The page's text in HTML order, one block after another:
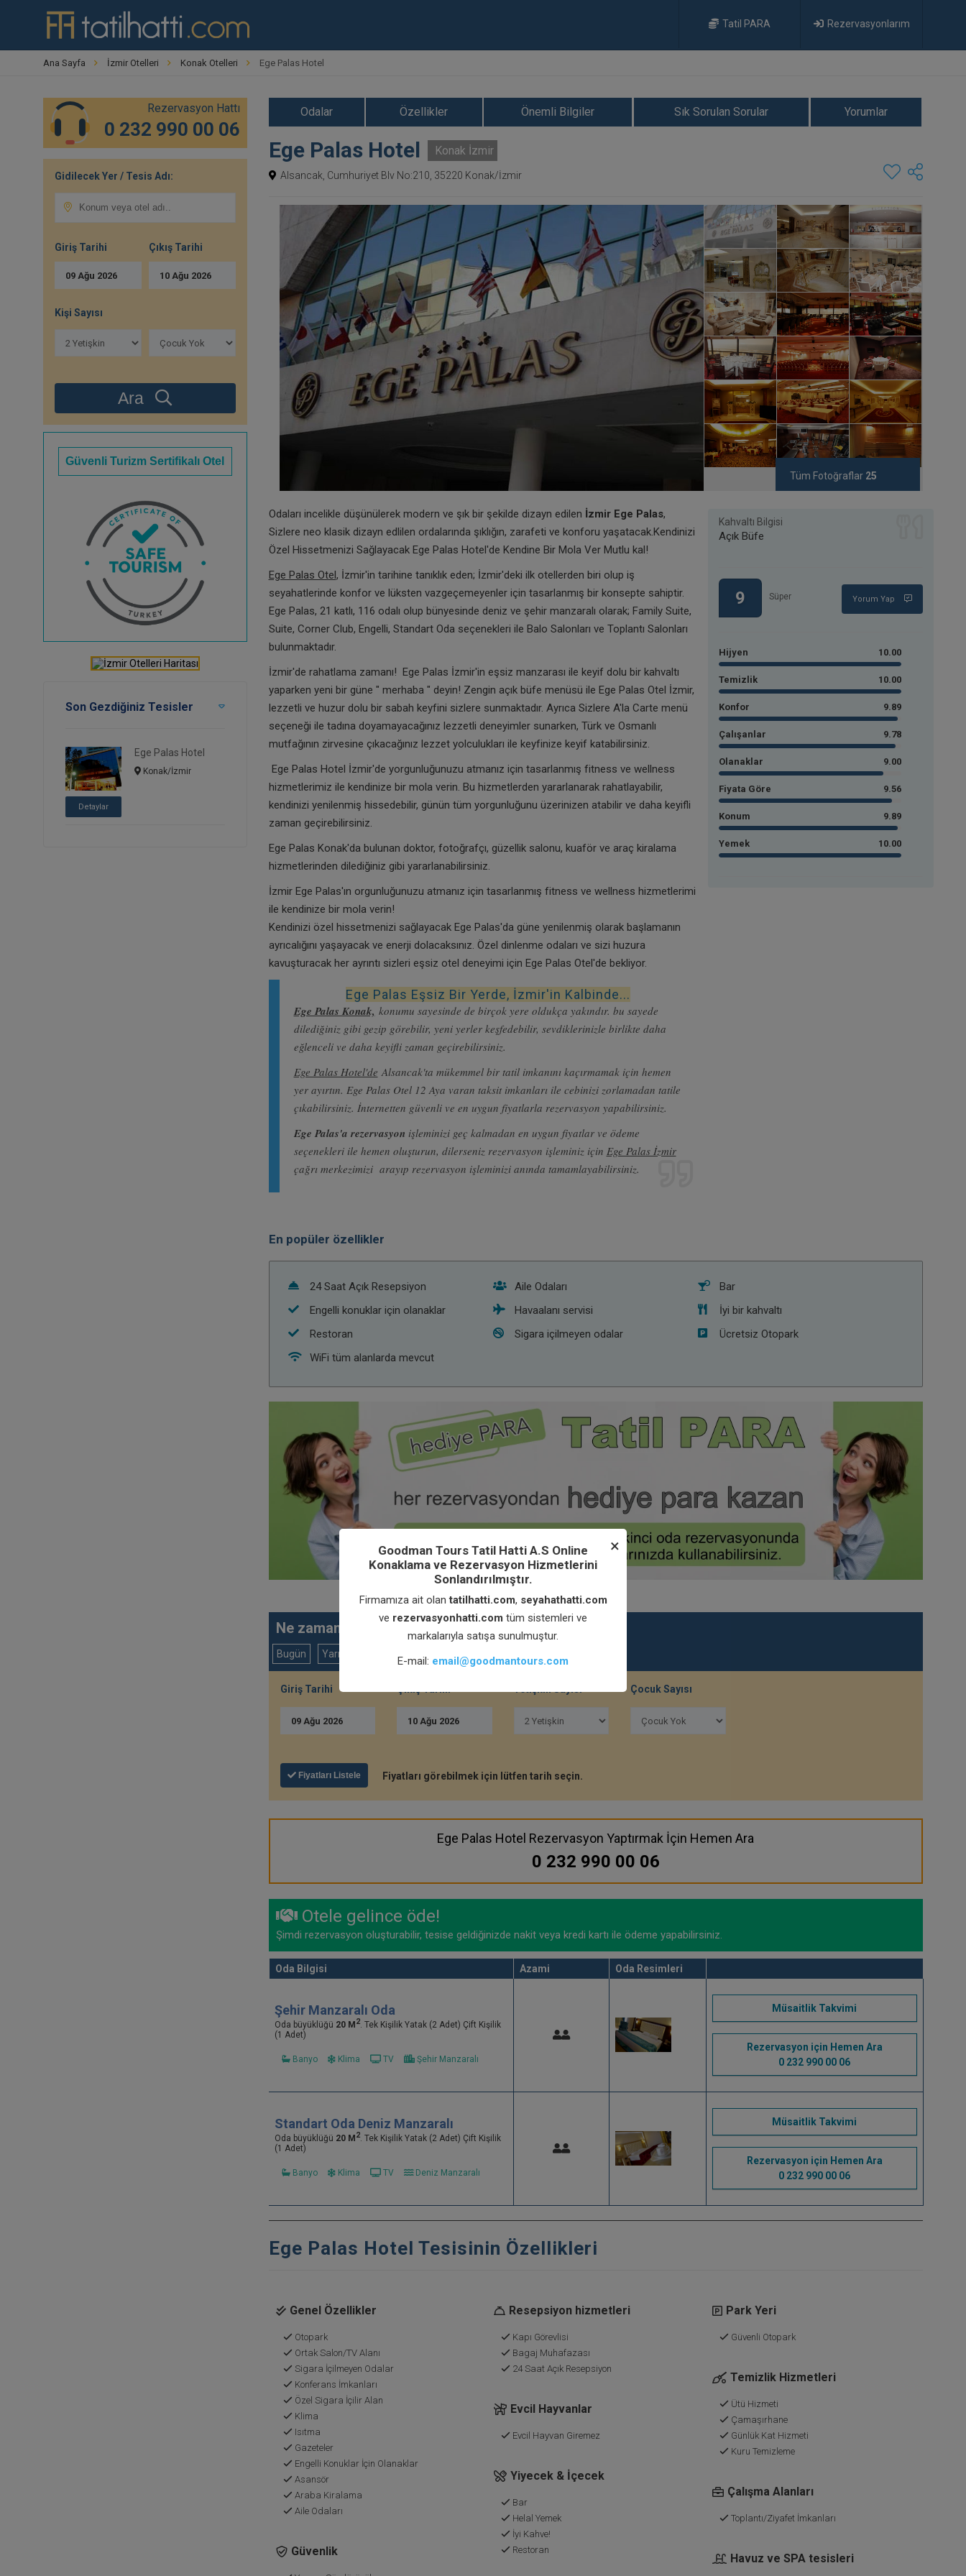
Rezervasyonlarım
Tatil PARA
Ana Sayfa İzmir Otelleri Konak Otelleri Ege Palas Hotel
Rezervasyon Hattı
0 232 990 00 06
Gidilecek Yer / Tesis Adı:
Giriş Tarihi
09 Ağu 2026
Çıkış Tarihi
10Ağu 2026
Kişi Sayısı
Ara
Güvenli Turizm Sertifikalı Otel
Son Gezdiğiniz Tesisler
Detaylar
Ege Palas Hotel
Konak/İzmir
Odalar Özellikler Önemli Bilgiler Sık Sorulan Sorular Yorumlar
Ege Palas Hotel Konak İzmir
Alsancak, Cumhuriyet Blv No:210, 35220 Konak/İzmir
Tüm Fotoğraflar 25
Odaları incelikle düşünülerek modern ve şık bir şekilde dizayn edilen İzmir Ege Palas,
Sizlere neo klasik dizayn edlilen ordalarında şıklığın, zarafeti ve konforu yaşatacak.Kendinizi
Özel Hissetmenizi Sağlayacak Ege Palas Hotel'de Kendine Bir Mola Ver Mutlu kal!
Ege Palas Otel, İzmir'in tarihine tanıklık eden; İzmir'deki ilk otellerden biri olup iş
seyahatlerinde konfor ve lüksten vazgeçemeyenler için tasarlanmış bir konsepte sahiptir.
Ege Palas, 21 katlı, 116 odalı olup bünyesinde deniz ve şehir manzaralı olarak; Family Suite,
Suite, Corner Club, Engelli, Standart Oda seçenekleri ile Balo Salonları ve Toplantı Salonları
bulunmaktadır.
İzmir'de rahatlama zamanı! Ege Palas İzmir'in eşsiz manzarası ile keyif dolu bir kahvaltı
yaparken yeni bir güne " merhaba " deyin! Zengin açık büfe menüsü ile Ege Palas Otel İzmir,
lezzetli ve huzur dolu bir sabah keyfini sizlere sunmaktadır. Ayrıca Sizlere A'la Carte menü
seçeneği ile tadına doyamayacağınız lezzetli deneyimler sunarken, Türk ve Osmanlı
mutfağının zirvesine çıkacağınız lezzet yolculukları ile keyfinize keyif katabilirsiniz.
Ege Palas Hotel İzmir'de yorgunluğunuzu atmanız için tasarlanmış fitness ve wellness
hizmetlerimiz ile kendinize bir mola verin. Bu hizmetlerden yararlanarak rahatlayabilir,
kendinizi yenilenmiş hissedebilir, günün tüm yorgunluğunu üzerinizen atabilir ve daha keyifli
zaman geçirebilirsiniz.
Ege Palas Konak'da bulunan doktor, fotoğrafçı, güzellik salonu, kuaför ve araç kiralama
hizmetlerinden dilediğiniz gibi yararlanabilirsiniz.
İzmir Ege Palas'ın orgunluğunuzu atmanız için tasarlanmış fitness ve wellness hizmetlerimi
ile kendinize bir mola verin!
Kendinizi özel hissetmenizi sağlayacak Ege Palas'da güne yenilenmiş olarak başlamanın
ayrıcalığını yaşayacak ve enerji dolacaksınız. Özel dinlenme odaları ve sizi huzura
kavuşturacak her ayrıntı sizleri eşsiz otel deneyimi için Ege Palas Otel'de bekliyor.
Ege Palas Eşsiz Bir Yerde, İzmir'in Kalbinde...
Ege Palas Konak, konumu sayesinde de birçok yere oldukça yakındır. bu sayede
dilediğiniz gibi gezip görebilir, yeni yerler keşfedebilir, sevdiklerinizle birlikte daha
eğlenceli ve daha keyifli zaman geçirebilirsiniz.
Ege Palas Hotel'de Alsancak'ta mükemmel bir tatil imkanını kaçırmamak için hemen
yer ayırtın. Ege Palas Otel 12 Aya varan taksit imkanları ile cebinizi zorlamadan tatile
çıkabilirsiniz. İnternetten güvenli ve en uygun fiyatlarla rezervasyon yapabilirsiniz.
Ege Palas'a rezervasyon işleminizi geç kalmadan en uygun fiyatlar ve ödeme
seçenekleri ile hemen oluşturun, dilerseniz rezervasyon işleminiz için Ege Palas İzmir
çağrı merkezimizi arayıp rezervasyon işleminizi anında tamamlayabilirsiniz.
Kahvaltı Bilgisi
Açık Büfe
9 Süper Yorum Yap
Hijyen 10.00
Temizlik 10.00
Konfor 9.89
Çalışanlar 9.78
Olanaklar 9.00
Fiyata Göre 9.56
Konum 9.89
Yemek 10.00
En popüler özellikler
24 Saat Açık Resepsiyon Aile Odaları
Bar
Engelli konuklar için olanaklar
Havaalanı servisi
İyi bir kahvaltı
Restoran
Sigara içilmeyen odalar
Ücretsiz Otopark
WiFi tüm alanlarda mevcut
Ne zaman konaklamak istiyorsunuz ?
Bugün Yarın Hafta Sonu
Giriş Tarihi
09Ağu 2026
Çıkış Tarihi
10 Ağu 2026
Yetişkin Sayısı Çocuk Sayısı
Fiyatları Listele Fiyatları görebilmek için lütfen tarih seçin.
Ege Palas Hotel Rezervasyon Yaptırmak İçin Hemen Ara
0 232 990 00 06
Otele gelince öde!
Şimdi rezervasyon oluşturabilir, tesise geldiğinizde nakit veya kredi kartı ile ödeme yapabilirsiniz.
Oda Bilgisi Azami Oda Resimleri
Şehir Manzaralı Oda
Oda büyüklüğü 20 M 2. Tek Kişilik Yatak (2 Adet) Çift Kişilik
(1 Adet)
Banyo Klima TV Şehir Manzaralı
Müsaitlik Takvimi
Rezervasyon için Hemen Ara
0 232 990 00 06
Standart Oda Deniz Manzaralı
Oda büyüklüğü 20 M 2. Tek Kişilik Yatak (2 Adet) Çift Kişilik
(1 Adet)
Banyo Klima TV Deniz Manzaralı
Müsaitlik Takvimi
Rezervasyon için Hemen Ara
0 232 990 00 06
Ege Palas Hotel Tesisinin Özellikleri
Genel Özellikler
Otopark
Ortak Salon/TV Alanı
Sigara İçilmeyen Odalar
Konferans İmkanları
Özel Sigara İçilir Alan
Klima
Isıtma
Gazeteler
Engelli Konuklar İçin Olanaklar
Asansör
Araba Kiralama
Aile Odaları
Güvenlik
Resepsiyon hizmetleri
Kapı Görevlisi
Bagaj Muhafazası
24 Saat Açık Resepsiyon
Evcil Hayvanlar
Evcil Hayvan Giremez
Yiyecek & İçecek
Bar
Helal Yemek
İyi Kahve!
Restoran
Park Yeri
Güvenli Otopark
Temizlik Hizmetleri
Ütü Hizmeti
Çamaşırhane
Günlük Kat Hizmeti
Kuru Temizleme
Çalışma Alanları
Toplantı/Ziyafet İmkanları
Havuz ve SPA tesisleri
×
Goodman Tours Tatil Hatti A.S Online
Konaklama ve Rezervasyon Hizmetlerini
Sonlandırılmıştır.
Firmamıza ait olantatilhatti.com, seyahathatti.com
ve rezervasyonhatti.com tüm sistemleri ve
markalarıyla satışa sunulmuştur.
E-mail: email@goodmantours.com